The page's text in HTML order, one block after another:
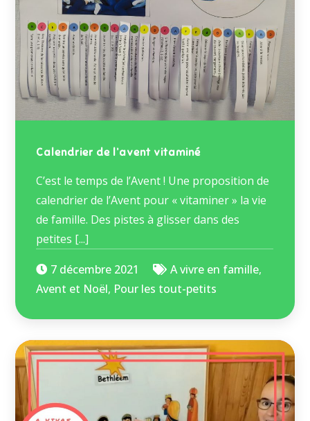
Calendrier de l’avent vitaminé
C’est le temps de l’Avent ! Une proposition de
calendrier de l’Avent pour « vitaminer » la vie
de famille. Des pistes à glisser dans des
petites [...]
7 décembre 2021
A vivre en famille,
Avent et Noël, Pour les tout-petits